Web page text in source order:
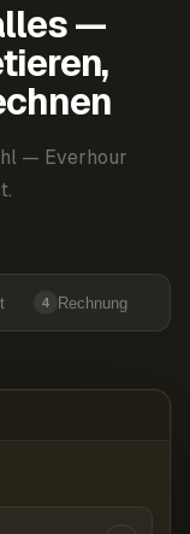
—
— Everhour
4 Rechnung